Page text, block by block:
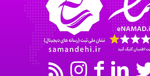
akhtar shahsavandi